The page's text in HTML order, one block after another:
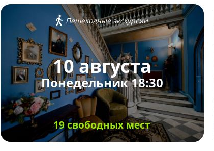
Пешеходные экскурсии
10 августа
Понедельник 18:30
19 свободных мест